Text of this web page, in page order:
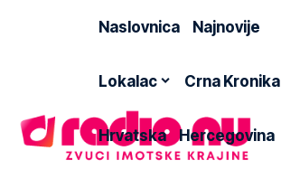
Naslovnica Najnovije
Lokalac Crna Kronika
Hrvatska Hercegovina